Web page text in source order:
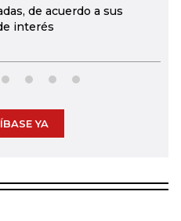
de acuerdo a sus
interés
YA